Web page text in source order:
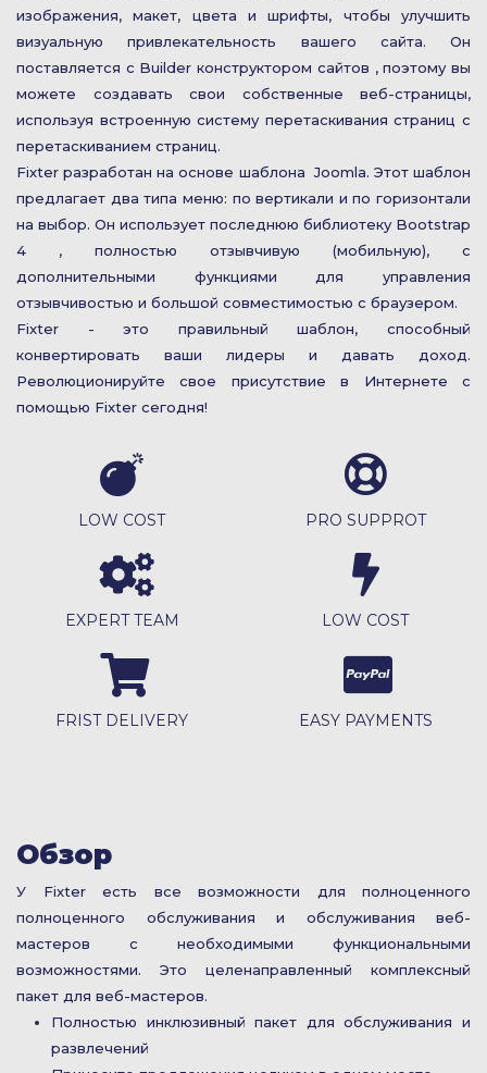
изображения, макет, цвета и шрифты, чтобы улучшить
визуальную привлекательность вашего сайта. Он
поставляется с Builder конструктором сайтов , поэтому вы
можете создавать свои собственные веб-страницы,
используя встроенную систему перетаскивания страниц с
перетаскиванием страниц.
Fixter разработан на основе шаблона Joomla. Этот шаблон
предлагает два типа меню: по вертикали и по горизонтали
на выбор. Он использует последнюю библиотеку Bootstrap
4 , полностью отзывчивую (мобильную), с
дополнительными функциями для управления
отзывчивостью и большой совместимостью с браузером.
Fixter - это правильный шаблон, способный
конвертировать ваши лидеры и давать доход.
Революционируйте свое присутствие в Интернете с
помощью Fixter сегодня!
LOW COST PRO SUPPROT
EXPERT TEAM LOW COST
FRIST DELIVERY EASY PAYMENTS
Обзор
У Fixter есть все возможности для полноценного
полноценного обслуживания и обслуживания веб-
мастеров с необходимыми функциональными
возможностями. Это целенаправленный комплексный
пакет для веб-мастеров.
Полностью инклюзивный пакет для обслуживания и
развлечений